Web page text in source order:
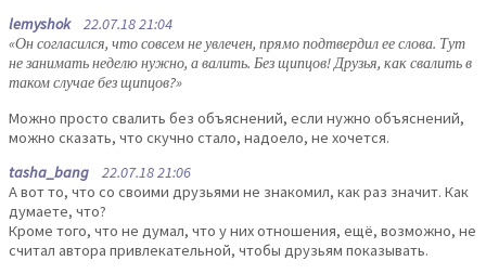
lemyshok22.07.18 21:04
«Он согласился, что совсем не увлечен, прямо подтвердил ее слова. Тут
не занимать неделю нужно, а валить. Без щипцов! Друзья, как свалить в
таком случае без щипцов?»
Можно просто свалить без объяснений, если нужно объяснений,
можно сказать, что скучно стало, надоело, не хочется.
tasha_bang 22.07.18 21:06
А вот то, что со своими друзьями не знакомил, как раз значит. Как
думаете, что?
Кроме того, что не думал, что у них отношения, ещё, возможно, не
считал автора привлекательной, чтобы друзьям показывать.